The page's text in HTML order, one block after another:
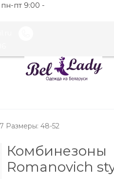
пт 9:00 -
Размеры: 48-52
Комбинезоны
Romanovich